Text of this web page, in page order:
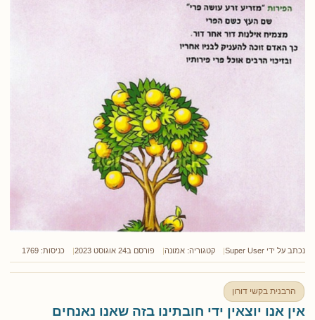
נכתב על ידי Super User קטגוריה: אמונה פורסם ב24 אוגוסט 2023 כניסות: 1769
הרבנית בקשי דורון
אין אנו יוצאין ידי חובתינו בזה שאנו נאנחים